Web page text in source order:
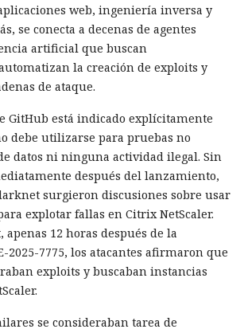
web, ingeniería inversa y
se conecta a decenas de agentes
artificial que buscan
la creación de exploits y
de ataque.
GitHub está indicado explícitamente
debe utilizarse para pruebas no
datos ni ninguna actividad ilegal. Sin
después del lanzamiento,
surgieron discusiones sobre usar
explotar fallas en Citrix NetScaler.
apenas 12 horas después de la
2025-7775, los atacantes afirmaron que
exploits y buscaban instancias
se consideraban tarea de